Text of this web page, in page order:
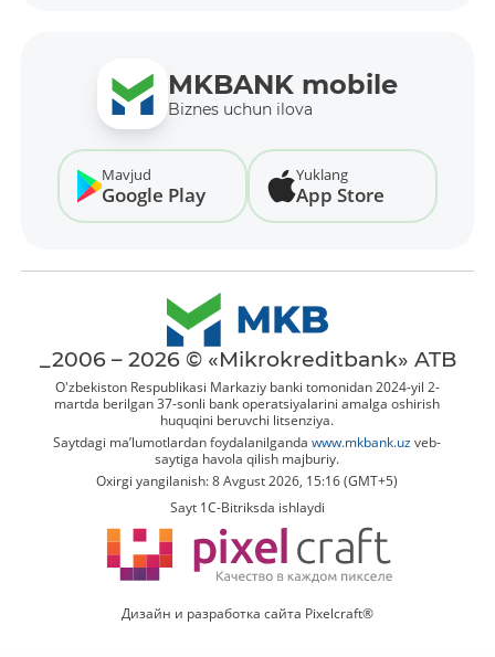
MKBANK mobile
Biznes uchun ilova
Mavjud
Google Play
Yuklang
App Store
_2006 – 2026 © «Mikrokreditbank» ATB
O'zbekiston Respublikasi Markaziy banki tomonidan 2024-yil 2-
martda berilgan 37-sonli bank operatsiyalarini amalga oshirish
huquqini beruvchi litsenziya.
Saytdagi ma’lumotlardan foydalanilgandawww.mkbank.uz veb-
saytiga havola qilish majburiy.
Oxirgi yangilanish: 8 Avgust 2026, 15:16 (GMT+5)
Sayt 1C-Bitriksda ishlaydi
Дизайн и разработка сайта Pixelcraft®
Kartani ochish